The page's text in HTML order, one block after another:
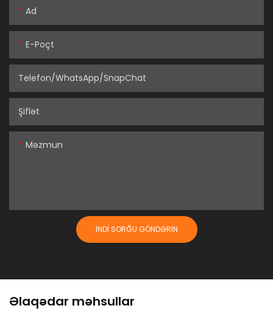
Ad
E-Poçt
Telefon/WhatsApp/SnapChat
Şiflət
Məzmun
İNDI SORĞU GÖNDƏRIN
Əlaqədar məhsullar